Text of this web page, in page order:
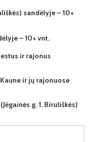
sandėlyje – 10+
– 10+ vnt.
ir rajonus
ir jų rajonuose
g. 1, Biruliškės)